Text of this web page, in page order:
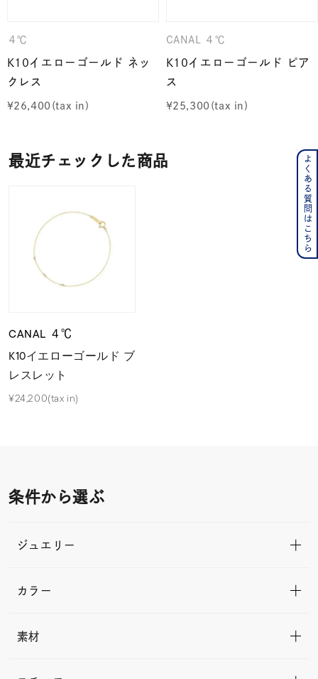
４℃
K10イエローゴールド ネッ
クレス
¥26,400
CANAL ４℃
K10イエローゴールド ピア
ス
¥25,300
最近チェックした商品
CANAL ４℃
K10イエローゴールド ブ
レスレット
¥24,200(tax in)
条件から選ぶ
ジュエリー
カラー
素材
よくある質問はこちら